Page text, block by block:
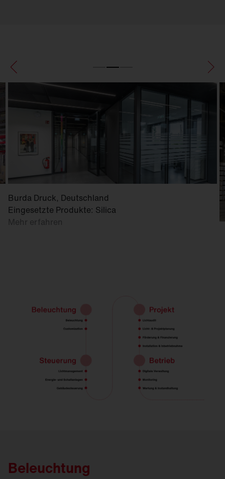
Burda Druck, Deutschland
Eingesetzte Produkte: Silica
Mehr erfahren
Beleuchtung